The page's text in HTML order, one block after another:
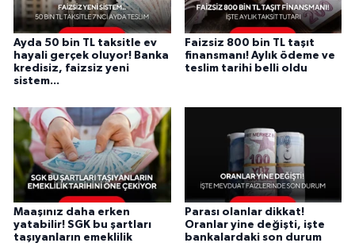
Ayda 50 bin TL taksitle ev
hayali gerçek oluyor! Banka
kredisiz, faizsiz yeni
sistem...
Faizsiz 800 bin TL taşıt
finansmanı! Aylık ödeme ve
teslim tarihi belli oldu
Maaşınız daha erken
yatabilir! SGK bu şartları
taşıyanların emeklilik
Parası olanlar dikkat!
Oranlar yine değişti, işte
bankalardaki son durum